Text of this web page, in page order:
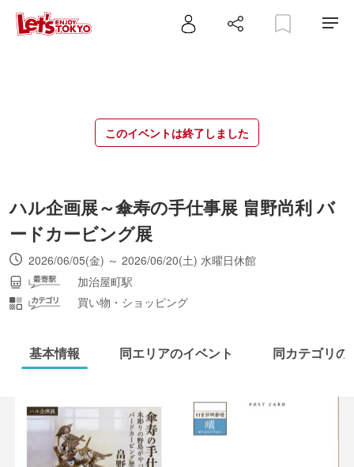
このイベントは終了しました
ハル企画展～傘寿の手仕事展 畠野尚利 バ
ードカービング展
2026/06/05(金) ～ 2026/06/20(土) 水曜日休館
加治屋町駅
買い物・ショッピング
基本情報 同エリアのイベント 同カテゴリの